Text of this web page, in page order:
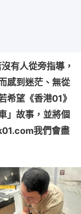
有人從旁指導，
感到迷茫、無從
希望《香港01》
」故事，並將個
我們會盡